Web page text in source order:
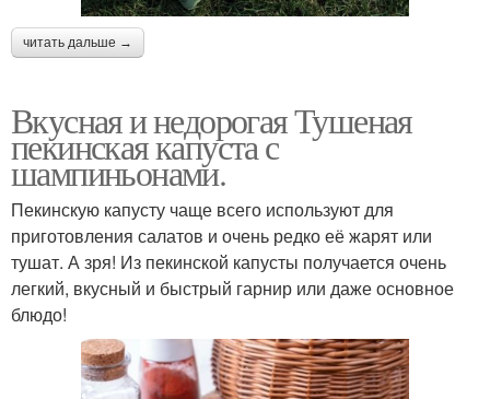
читать дальше →
Вкусная и недорогая Тушеная
пекинская капуста с
шампиньонами.
Пекинскую капусту чаще всего используют для
приготовления салатов и очень редко её жарят или
тушат. А зря! Из пекинской капусты получается очень
легкий, вкусный и быстрый гарнир или даже основное
блюдо!